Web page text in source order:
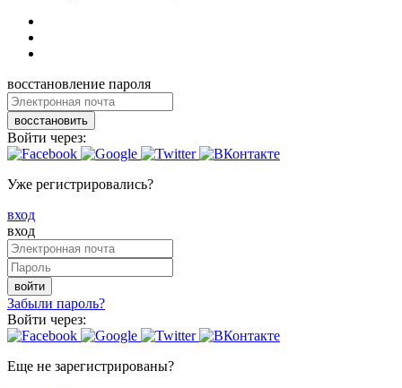
восстановление пароля
восстановить
Войти через:
Уже регистрировались?
вход
вход
войти
Забыли пароль?
Войти через:
Еще не зарегистрированы?